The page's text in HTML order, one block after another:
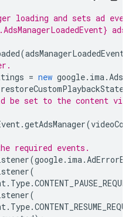
loading and sets ad
(adsManagerLoadedEvent
= new google. ima.
be set to the content
.getAdsManager(
required events.
(google. ima.
(
. Type.
(
. Type.